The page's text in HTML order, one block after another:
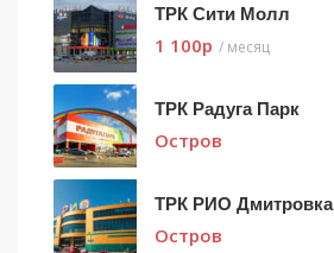
ТРК Сити Молл
1 100p / месяц
ТРК Радуга Парк
Остров
ТРК РИО Дмитровка
Остров